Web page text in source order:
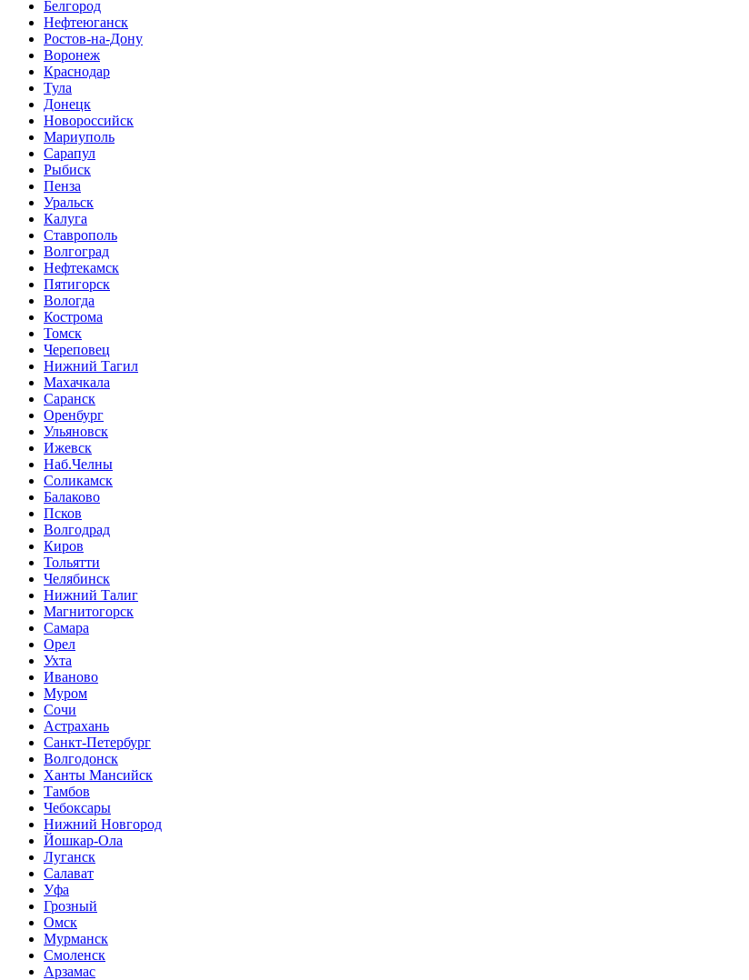
Белгород
Нефтеюганск
Ростов-на-Дону
Воронеж
Краснодар
Тула
Донецк
Новороссийск
Мариуполь
Сарапул
Рыбиск
Пенза
Уральск
Калуга
Ставрополь
Волгоград
Нефтекамск
Пятигорск
Вологда
Кострома
Томск
Череповец
Нижний Тагил
Махачкала
Саранск
Оренбург
Ульяновск
Ижевск
Наб.Челны
Соликамск
Балаково
Псков
Волгодрад
Киров
Тольятти
Челябинск
Нижний Талиг
Магнитогорск
Самара
Орел
Ухта
Иваново
Муром
Сочи
Астрахань
Санкт-Петербург
Волгодонск
Ханты Мансийск
Тамбов
Чебоксары
Нижний Новгород
Йошкар-Ола
Луганск
Салават
Уфа
Грозный
Омск
Мурманск
Смоленск
Арзамас